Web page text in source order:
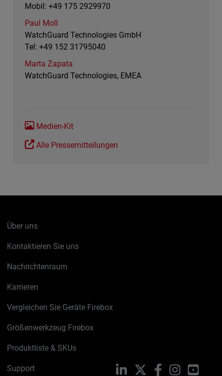
Mobil: +49 175 2929970
Paul Moll
WatchGuard Technologies GmbH
Tel: +49 152 31795040
Marta Zapata
WatchGuard Technologies, EMEA
Medien-Kit
Alle Pressemitteilungen
Über uns
Kontaktieren Sie uns
Nachrichtenraum
Karrieren
Vergleichen Sie Geräte Firebox
Größenwerkzeug Firebox
Produktliste & SKUs
Support LinkedIn FacebookInstagram